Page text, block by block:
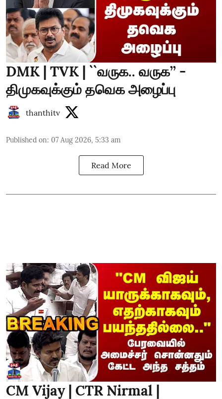
DMK | TVK | ``வருக.. வருக’’ -
திமுகவுக்கும் தவெக அழைப்பு
thanthitv
Published on: 07 Aug 2026, 5:33 am
Read More
CM Vijay | CTR Nirmal |